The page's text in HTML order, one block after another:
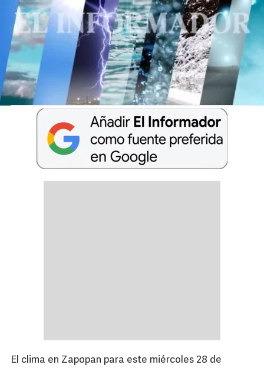
El clima en Zapopan para este miércoles 28 de